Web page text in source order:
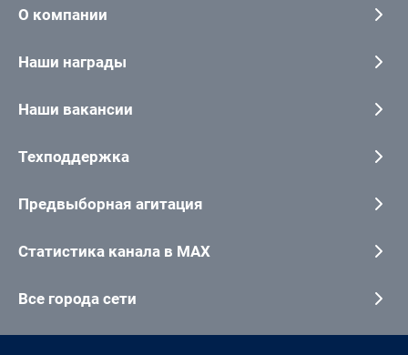
О компании
Наши награды
Наши вакансии
Техподдержка
Предвыборная агитация
Статистика канала в MAX
Все города сети